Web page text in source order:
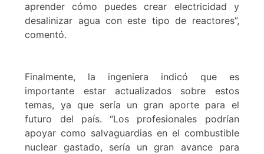
aprender cómo puedes crear electricidad y
desalinizar agua con este tipo de reactores”,
comentó.
Finalmente, la ingeniera indicó que es
importante estar actualizados sobre estos
temas, ya que sería un gran aporte para el
futuro del país. “Los profesionales podrían
apoyar como salvaguardias en el combustible
nuclear gastado, sería un gran avance para